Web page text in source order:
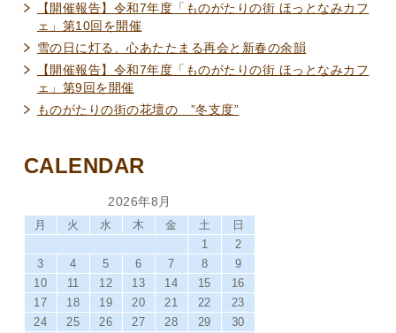
【開催報告】令和7年度「ものがたりの街 ほっとなみカフ
ェ」第10回を開催
雪の日に灯る、心あたたまる再会と新春の余韻
【開催報告】令和7年度「ものがたりの街 ほっとなみカフ
ェ」第9回を開催
ものがたりの街の花壇の ”冬支度”
CALENDAR
2026年8月
月 火 水 木 金 土 日
1
2
3
4 5 6 7 8
9
10
11 12 13 14 15
16
17
18 19 20 21 22
23
24
25 26 27 28 29
30